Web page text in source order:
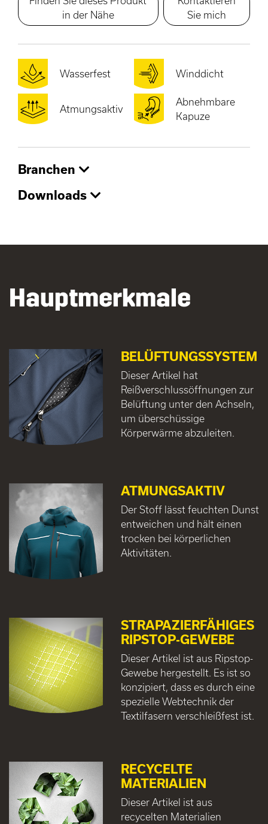
in der Nähe
Sie mich
Wasserfest Winddicht
Atmungsaktiv
Abnehmbare
Kapuze
Branchen
Downloads
Hauptmerkmale
BELÜFTUNGSSYSTEM
Dieser Artikel hat
Reißverschlussöffnungen zur
Belüftung unter den Achseln,
um überschüssige
Körperwärme abzuleiten.
ATMUNGSAKTIV
Der Stoff lässt feuchten Dunst
entweichen und hält einen
trocken bei körperlichen
Aktivitäten.
STRAPAZIERFÄHIGES
RIPSTOP-GEWEBE
Dieser Artikel ist aus Ripstop-
Gewebe hergestellt. Es ist so
konzipiert, dass es durch eine
spezielle Webtechnik der
Textilfasern verschleißfest ist.
RECYCELTE
MATERIALIEN
Dieser Artikel ist aus
recycelten Materialien